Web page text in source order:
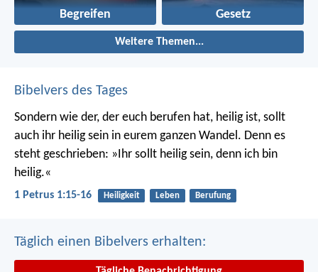
Begreifen Gesetz
Weitere Themen...
Bibelvers des Tages
Sondern wie der, der euch berufen hat, heilig ist, sollt
auch ihr heilig sein in eurem ganzen Wandel. Denn es
steht geschrieben: »Ihr sollt heilig sein, denn ich bin
heilig.«
1 Petrus 1:15-16 Heiligkeit Leben Berufung
Täglich einen Bibelvers erhalten: